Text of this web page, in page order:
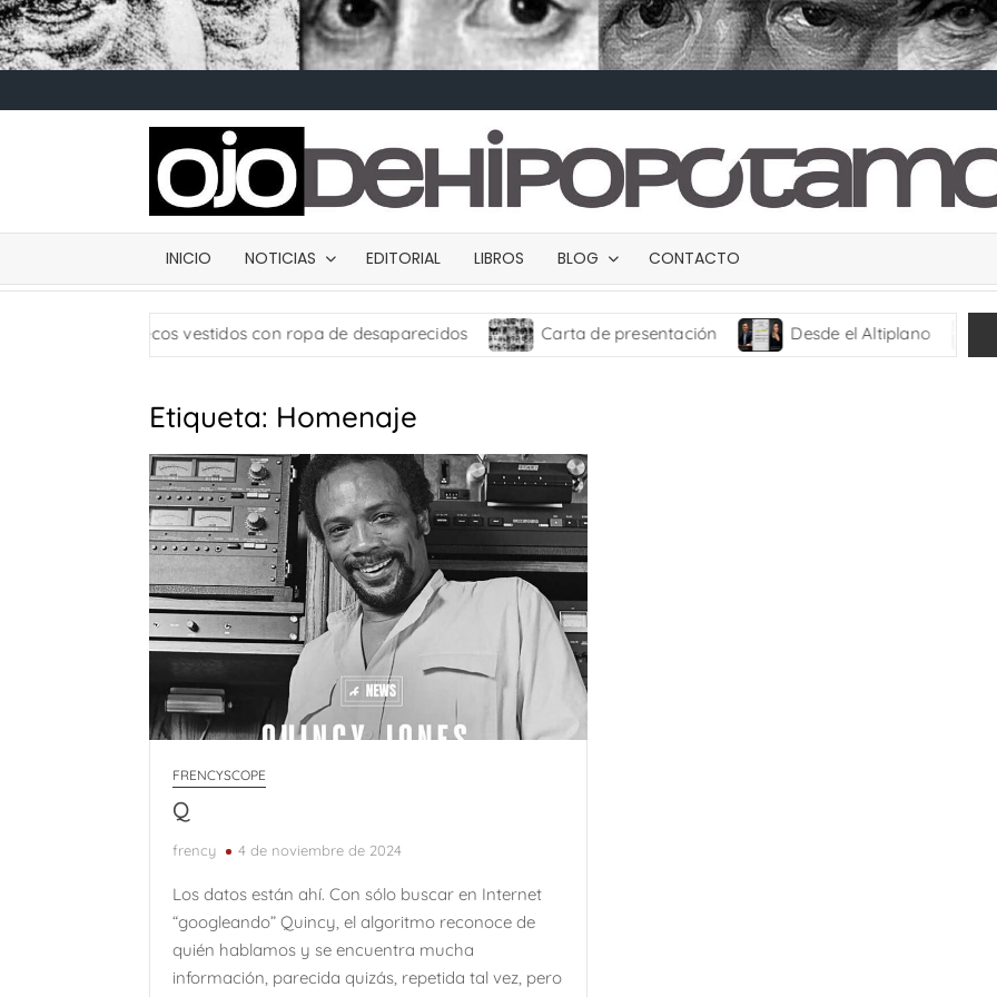
INICIO NOTICIAS EDITORIAL LIBROS BLOG CONTACTO
muñecos vestidos con ropa de desaparecidos Carta de presentación Desde el Altiplano
Etiqueta: Homenaje
FRENCYSCOPE
Q
frency 4 de noviembre de 2024
Los datos están ahí. Con sólo buscar en Internet
“googleando” Quincy, el algoritmo reconoce de
quién hablamos y se encuentra mucha
información, parecida quizás, repetida tal vez, pero